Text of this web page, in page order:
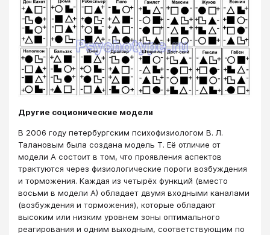
Другие соционические модели
В 2006 году петербургским психофизиологом В. Л.
Талановым была создана модель Т. Её отличие от
модели А состоит в том, что проявления аспектов
трактуются через физиологические пороги возбуждения
и торможения. Каждая из четырёх функций (вместо
восьми в модели А) обладает двумя входными каналами
(возбуждения и торможения), которые обладают
высоким или низким уровнем зоны оптимального
реагирования и одним выходным, соответствующим по